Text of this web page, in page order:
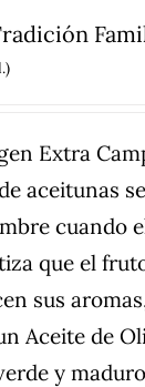
Extra
aceitunas
cuando
que el
sus
Aceite de
y